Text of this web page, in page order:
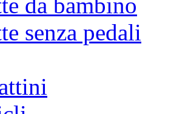
senza pedali